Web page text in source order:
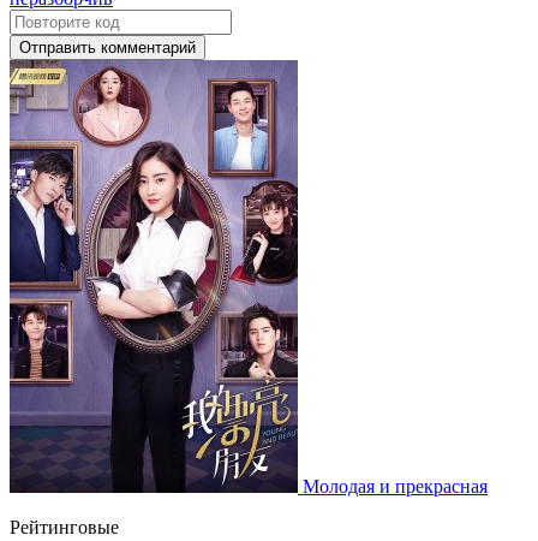
Отправить комментарий
Молодая и прекрасная
Рейтинговые